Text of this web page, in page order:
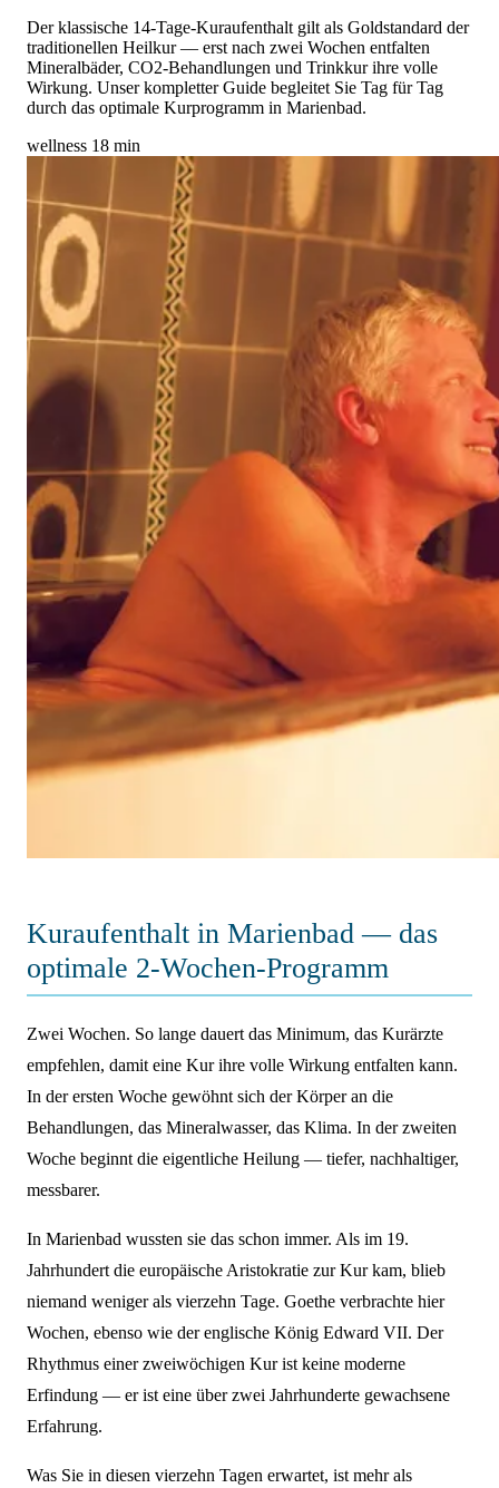
Der klassische 14-Tage-Kuraufenthalt gilt als Goldstandard der
traditionellen Heilkur — erst nach zwei Wochen entfalten
Mineralbäder, CO2-Behandlungen und Trinkkur ihre volle
Wirkung. Unser kompletter Guide begleitet Sie Tag für Tag
durch das optimale Kurprogramm in Marienbad.
wellness 18 min
Kuraufenthalt in Marienbad — das
optimale 2-Wochen-Programm
Zwei Wochen. So lange dauert das Minimum, das Kurärzte
empfehlen, damit eine Kur ihre volle Wirkung entfalten kann.
In der ersten Woche gewöhnt sich der Körper an die
Behandlungen, das Mineralwasser, das Klima. In der zweiten
Woche beginnt die eigentliche Heilung — tiefer, nachhaltiger,
messbarer.
In Marienbad wussten sie das schon immer. Als im 19.
Jahrhundert die europäische Aristokratie zur Kur kam, blieb
niemand weniger als vierzehn Tage. Goethe verbrachte hier
Wochen, ebenso wie der englische König Edward VII. Der
Rhythmus einer zweiwöchigen Kur ist keine moderne
Erfindung — er ist eine über zwei Jahrhunderte gewachsene
Erfahrung.
Was Sie in diesen vierzehn Tagen erwartet, ist mehr als